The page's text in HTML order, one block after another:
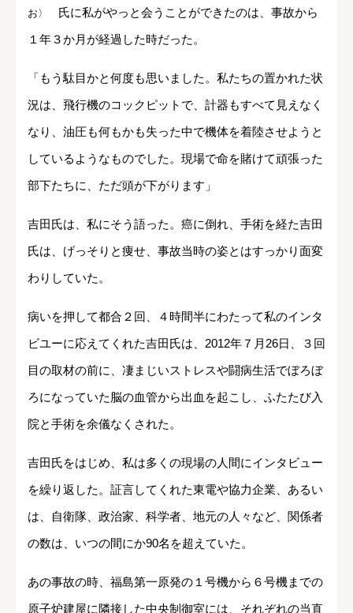
お〉 氏に私がやっと会うことができたのは、事故から
１年３か月が経過した時だった。
「もう駄目かと何度も思いました。私たちの置かれた状
況は、飛行機のコックピットで、計器もすべて見えなく
なり、油圧も何もかも失った中で機体を着陸させようと
しているようなものでした。現場で命を賭けて頑張った
部下たちに、ただ頭が下がります」
吉田氏は、私にそう語った。癌に倒れ、手術を経た吉田
氏は、げっそりと痩せ、事故当時の姿とはすっかり面変
わりしていた。
病いを押して都合２回、４時間半にわたって私のインタ
ビユーに応えてくれた吉田氏は、2012年７月26日、３回
目の取材の前に、凄まじいストレスや闘病生活でぼろぼ
ろになっていた脳の血管から出血を起こし、ふたたび入
院と手術を余儀なくされた。
吉田氏をはじめ、私は多くの現場の人間にインタビュー
を繰り返した。証言してくれた東電や協力企業、あるい
は、自衛隊、政治家、科学者、地元の人々など、関係者
の数は、いつの間にか90名を超えていた。
あの事故の時、福島第一原発の１号機から６号機までの
原子炉建屋に隣接した中央制御室には、それぞれの当直